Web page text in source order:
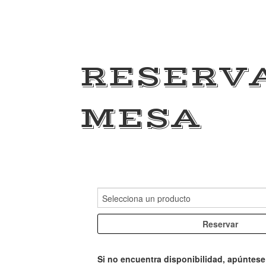
MESA